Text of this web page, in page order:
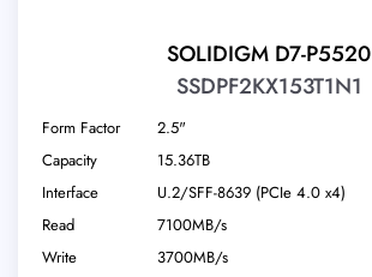
SOLIDIGM D7-P5520
SSDPF2KX153T1N1
Form Factor
2.5"
Capacity
15.36TB
Interface
U.2/​SFF-8639 (PCIe 4.0 x4)
Read
7100MB/s
Write
3700MB/s